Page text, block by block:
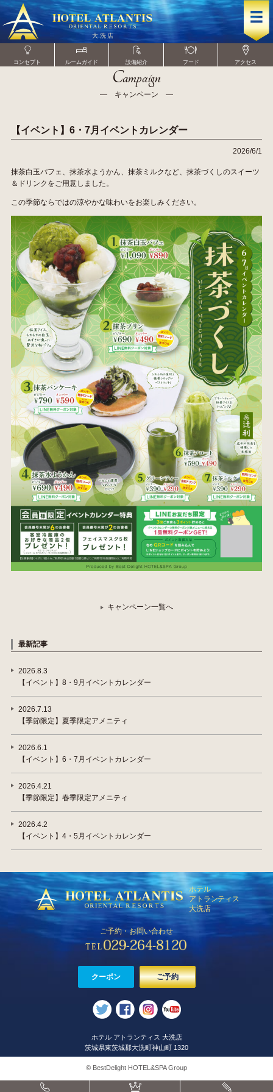
コンセプト ルームガイド 設備紹介 フード アクセス
Campaign
― キャンペーン ―
【イベント】6・7月イベントカレンダー
2026/6/1
抹茶白玉パフェ、抹茶水ようかん、抹茶ミルクなど、抹茶づくしのスイーツ
＆ドリンクをご用意しました。
この季節ならではの涼やかな味わいをお楽しみください。
キャンペーン一覧へ
最新記事
2026.8.3
【イベント】8・9月イベントカレンダー
2026.7.13
【季節限定】夏季限定アメニティ
2026.6.1
【イベント】6・7月イベントカレンダー
2026.4.21
【季節限定】春季限定アメニティ
2026.4.2
【イベント】4・5月イベントカレンダー
ホテル
アトランティス
大洗店
ご予約・お問い合わせ
クーポン ご予約
ホテル アトランティス 大洗店
茨城県東茨城郡大洗町神山町 1320
© BestDelight HOTEL&SPA Group